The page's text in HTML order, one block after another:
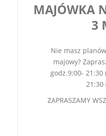
MAJÓWKA
3
Nie masz
majowy?
godz.9:00- 21:30
21:30
ZAPRASZAMY